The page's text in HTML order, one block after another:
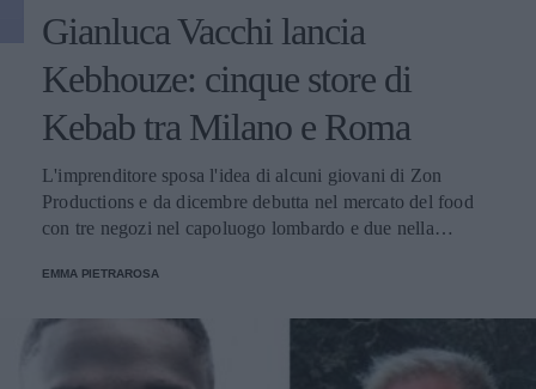
Gianluca Vacchi lancia
Kebhouze: cinque store di
Kebab tra Milano e Roma
L'imprenditore sposa l'idea di alcuni giovani di Zon
Productions e da dicembre debutta nel mercato del food
con tre negozi nel capoluogo lombardo e due nella
insieme alla mascotte del brand.
EMMA PIETRAROSA